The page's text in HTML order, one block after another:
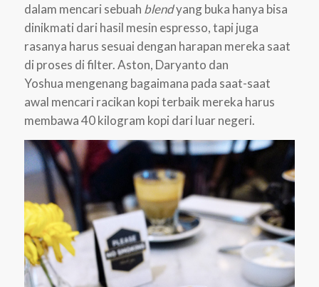
dalam mencari sebuah blendyang buka hanya bisa
dinikmati dari hasil mesin espresso, tapi juga
rasanya harus sesuai dengan harapan mereka saat
di proses di filter. Aston, Daryanto dan
Yoshua mengenang bagaimana pada saat-saat
awal mencari racikan kopi terbaik mereka harus
membawa 40 kilogram kopi dari luar negeri.